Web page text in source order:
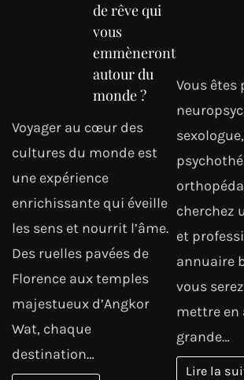
de rêve qui
vous
emmèneront
autour du
monde ?
Voyager au cœur des
cultures du monde est
une expérience
enrichissante qui éveille
les sens et nourrit l’âme.
Des ruelles pavées de
Florence aux temples
majestueux d’Angkor
Wat, chaque
destination…
Vous êtes
cherchez
et
annuaire
vous
mettre en
grande…
Lire la